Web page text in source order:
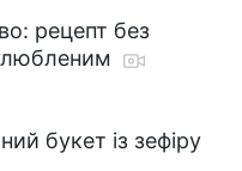
рецепт без
букет із зефіру